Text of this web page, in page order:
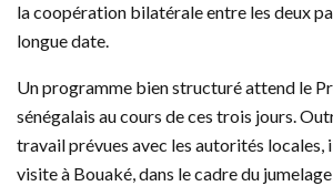
la coopération bilatérale entre les deux
longue date.
Un programme bien structuré attend le
sénégalais au cours de ces trois jours.
travail prévues avec les autorités locales,
visite à Bouaké, dans le cadre du